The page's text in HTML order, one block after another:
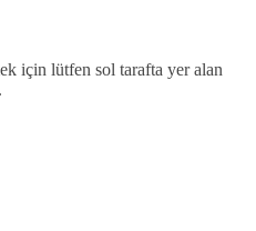
için lütfen sol tarafta yer alan